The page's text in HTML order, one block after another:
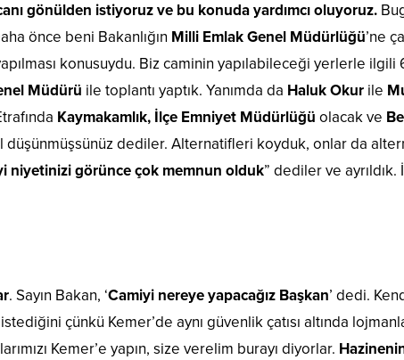
gönülden istiyoruz ve bu konuda yardımcı oluyoruz.
önce beni Bakanlığın Milli Emlak Genel Müdürlüğü’ne
konusuydu. Biz caminin yapılabileceği yerlerle ilgili
Müdürü ile toplantı yaptık. Yanımda da Haluk Okur ile
Kaymakamlık, İlçe Emniyet Müdürlüğü olacak ve
dediler. Alternatifleri koyduk, onlar da
niyetinizi görünce çok memnun olduk” dediler ve
. Sayın Bakan, ‘Camiyi nereye yapacağız Başkan’ dedi.
çünkü Kemer’de aynı güvenlik çatısı altında
Kemer’e yapın, size verelim burayı diyorlar.